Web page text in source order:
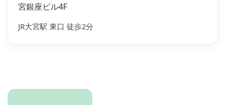
宮銀座ビル4F
JR大宮駅 東口 徒歩2分